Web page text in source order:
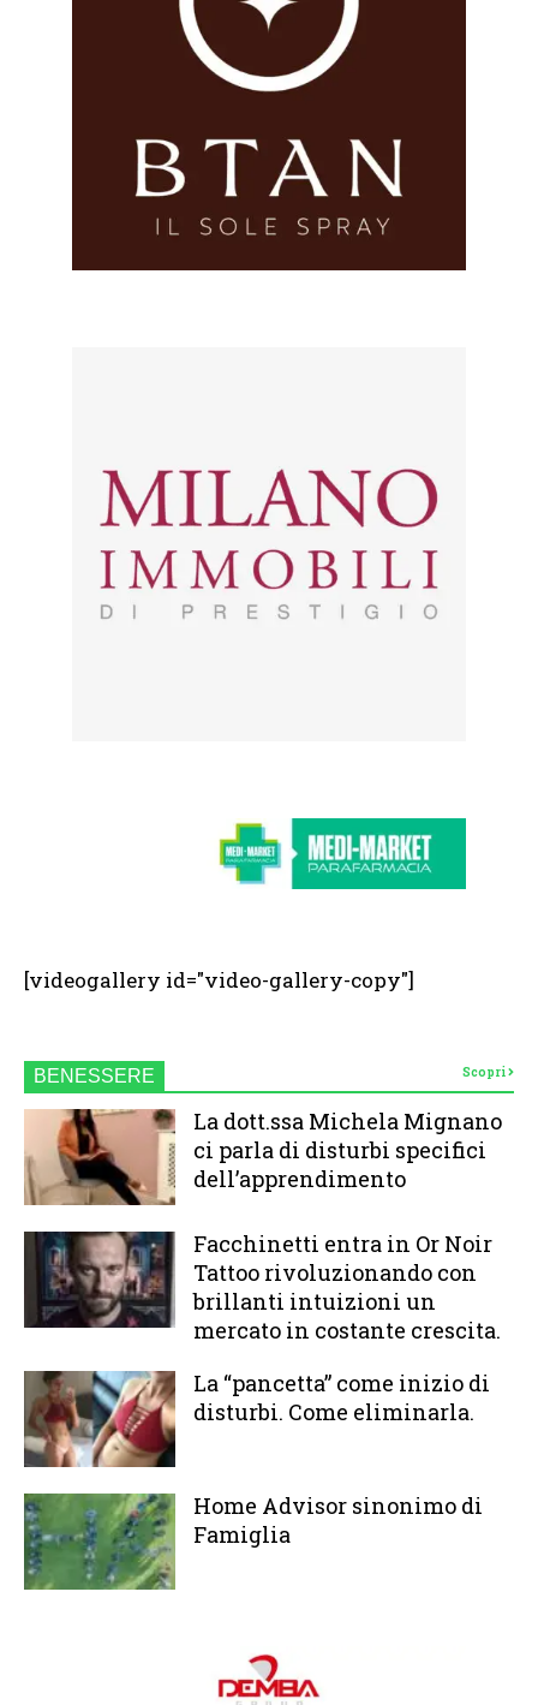
[videogallery id="video-gallery-copy"]
BENESSERE Scopri
La dott.ssa Michela Mignano
ci parla di disturbi specifici
dell’apprendimento
Facchinetti entra in Or Noir
Tattoo rivoluzionando con
brillanti intuizioni un
mercato in costante crescita.
La “pancetta” come inizio di
disturbi. Come eliminarla.
Home Advisor sinonimo di
Famiglia